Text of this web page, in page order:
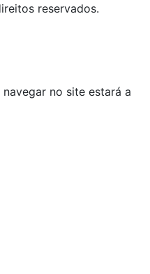
reservados.
no site estará a